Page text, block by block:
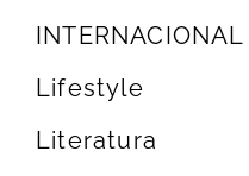
INTERNACIONAL
Lifestyle
Literatura